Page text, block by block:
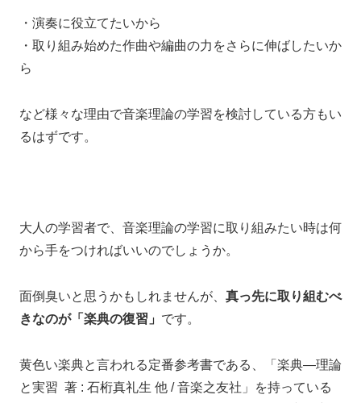
・演奏に役立てたいから
・取り組み始めた作曲や編曲の力をさらに伸ばしたいか
ら
など様々な理由で音楽理論の学習を検討している方もい
るはずです。
大人の学習者で、 音楽理論の学習に取り組みたい時は何
から手をつければいいのでしょうか。
面倒臭いと思うかもしれませんが、 真っ先に取り組むべ
きなのが「楽典の復習」 です。
黄色い楽典と言われる定番参考書である、「楽典―理論
と実習 著 : 石桁真礼生 他 / 音楽之友社」を持っている